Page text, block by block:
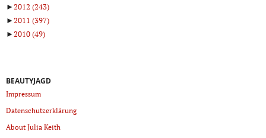
►2012 (243)
►2011 (397)
►2010(49)
BEAUTYJAGD
Impressum
Datenschutzerklärung
About Julia Keith